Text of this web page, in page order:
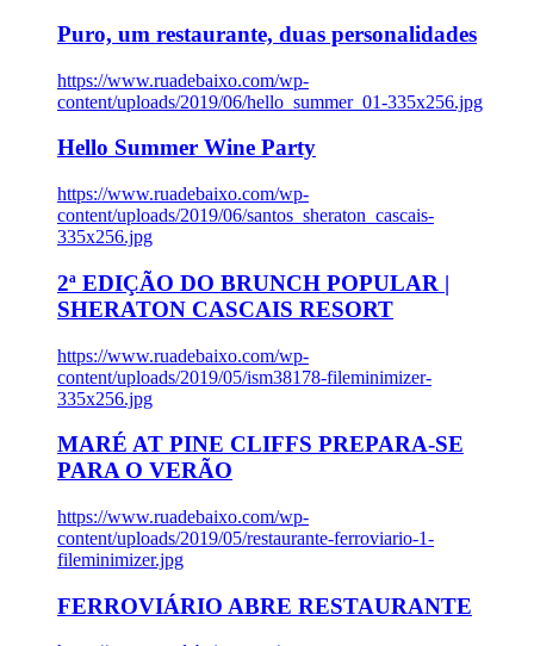
Puro, um restaurante, duas personalidades
https://www.ruadebaixo.com/wp-
content/uploads/2019/06/hello_summer_01-335x256.jpg
Hello Summer Wine Party
https://www.ruadebaixo.com/wp-
content/uploads/2019/06/santos_sheraton_cascais-
335x256.jpg
2ª EDIÇÃO DO BRUNCH POPULAR |
SHERATON CASCAIS RESORT
https://www.ruadebaixo.com/wp-
content/uploads/2019/05/ism38178-fileminimizer-
335x256.jpg
MARÉ AT PINE CLIFFS PREPARA-SE
PARA O VERÃO
https://www.ruadebaixo.com/wp-
content/uploads/2019/05/restaurante-ferroviario-1-
fileminimizer.jpg
FERROVIÁRIO ABRE RESTAURANTE